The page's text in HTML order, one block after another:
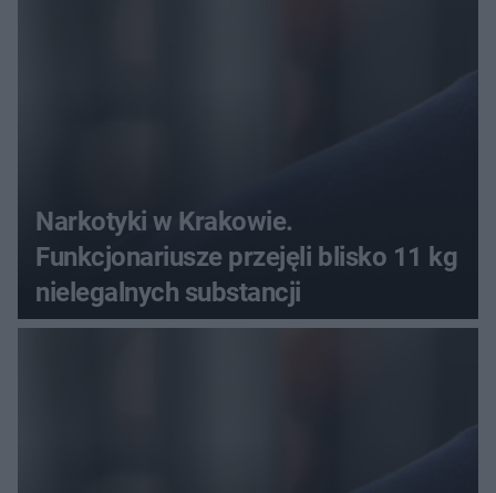
Narkotyki w Krakowie.
Funkcjonariusze przejęli blisko 11 kg
nielegalnych substancji